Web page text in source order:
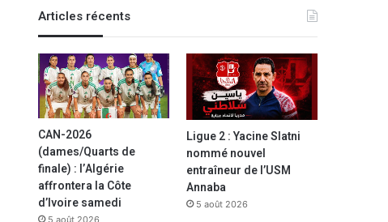
Articles récents
CAN-2026
(dames/Quarts de
finale) : l’Algérie
affrontera la Côte
d’Ivoire samedi
5 août 2026
Ligue 2 : Yacine Slatni
nommé nouvel
entraîneur de l’USM
Annaba
5 août 2026